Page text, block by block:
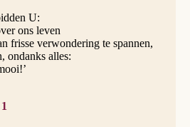
U:
ons leven
frisse verwondering te spannen,
ondanks alles: